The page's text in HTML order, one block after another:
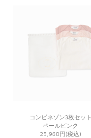
コンビネゾン3枚セット
ペールピンク
25,960円(税込)